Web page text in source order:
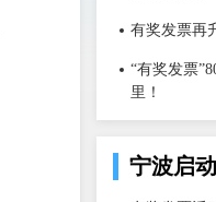
有奖发票再
“有奖发票
里！
宁波启